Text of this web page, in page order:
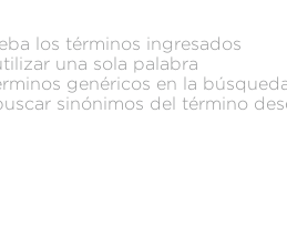
los términos ingresados
una sola palabra
genéricos en la
sinónimos del término